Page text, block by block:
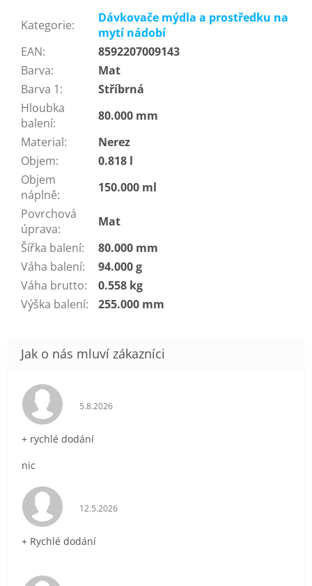
Kategorie:
Dávkovače mýdla a prostředku na
mytí nádobí
EAN:
8592207009143
Barva:
Mat
Barva 1:
Stříbrná
Hloubka
balení:
80.000 mm
Material:
Nerez
Objem:
0.818 l
Objem
náplně:
150.000 ml
Povrchová
úprava:
Mat
Šířka balení:
80.000 mm
Váha balení:
94.000 g
Váha brutto:
0.558 kg
Výška balení: 255.000 mm
Hodnocení obchodu je 5 z 5 hvězdiček.
5.8.2026
+ rychlé dodání
nic
Hodnocení obchodu je 5 z 5 hvězdiček.
12.5.2026
+ Rychlé dodání